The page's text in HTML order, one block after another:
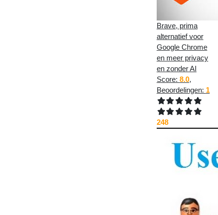
Brave, prima
alternatief voor
Google Chrome
en meer privacy
en zonder AI
Score: 8.0,
Beoordelingen: 1
248